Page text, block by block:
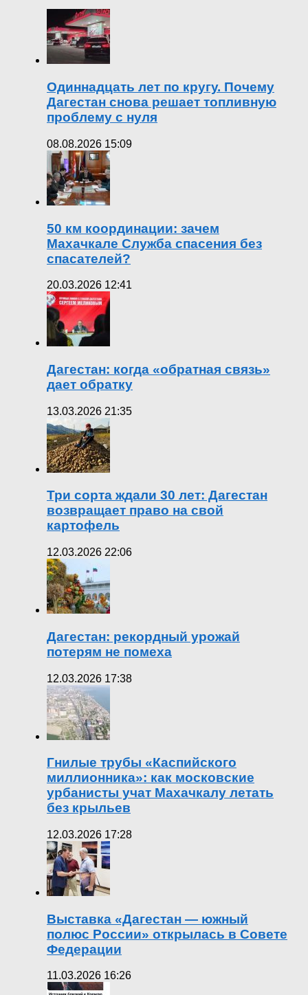
Одиннадцать лет по кругу. Почему
Дагестан снова решает топливную
проблему с нуля
08.08.2026 15:09
50 км координации: зачем
Махачкале Служба спасения без
спасателей?
20.03.2026 12:41
Дагестан: когда «обратная связь»
дает обратку
13.03.2026 21:35
Три сорта ждали 30 лет: Дагестан
возвращает право на свой
картофель
12.03.2026 22:06
Дагестан: рекордный урожай
потерям не помеха
12.03.2026 17:38
Гнилые трубы «Каспийского
миллионника»: как московские
урбанисты учат Махачкалу летать
без крыльев
12.03.2026 17:28
Выставка «Дагестан — южный
полюс России» открылась в Совете
Федерации
11.03.2026 16:26